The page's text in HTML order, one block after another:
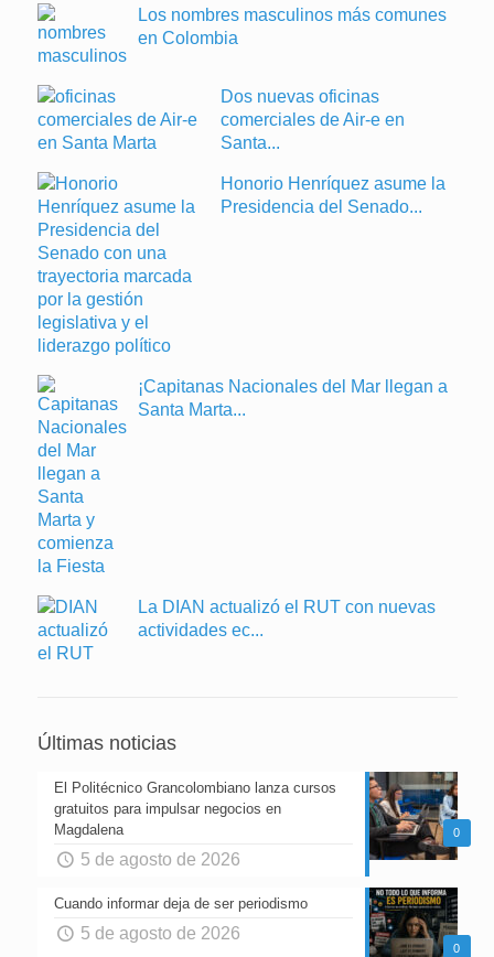
Los nombres masculinos más comunes
en Colombia
Dos nuevas oficinas
comerciales de Air-e en
Santa...
Honorio Henríquez asume la
Presidencia del Senado...
¡Capitanas Nacionales del Mar llegan a
Santa Marta...
La DIAN actualizó el RUT con nuevas
actividades ec...
Últimas noticias
0
El Politécnico Grancolombiano lanza cursos
gratuitos para impulsar negocios en
Magdalena
5 de agosto de 2026
0
Cuando informar deja de ser periodismo
5 de agosto de 2026